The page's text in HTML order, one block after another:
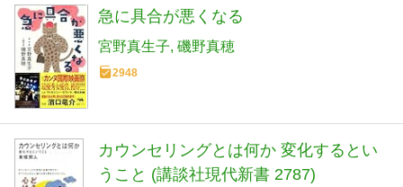
急に具合が悪くなる
宮野真生子 磯野真穂
2948
カウンセリングとは何か 変化するとい
うこと (講談社現代新書 2787)